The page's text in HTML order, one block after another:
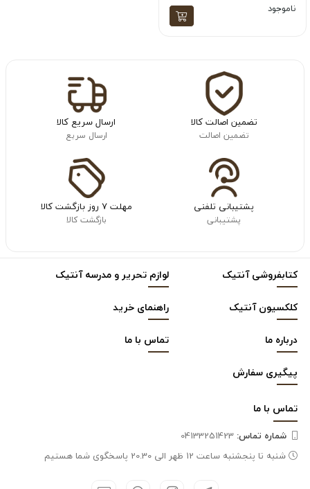
ناموجود
تضمین اصالت کالا
تضمین اصالت
ارسال سریع کالا
ارسال سریع
پشتیبانی تلفنی
پشتیبانی
مهلت ۷ روز بازگشت کالا
بازگشت کالا
کتابفروشی آنتیک
لوازم تحریر و مدرسه آنتیک
کلکسیون آنتیک
راهنمای خرید
درباره ما
تماس با ما
پیگیری سفارش
تماس با ما
شماره تماس‌:
شنبه تا پنجشنبه ساعت 12 ظهر الی 20.30 پاسخگوی شما هستیم